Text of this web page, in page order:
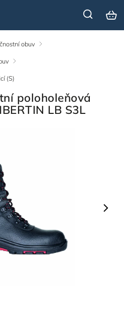
obuv /
/
(S)
poloholeňová
LB S3L